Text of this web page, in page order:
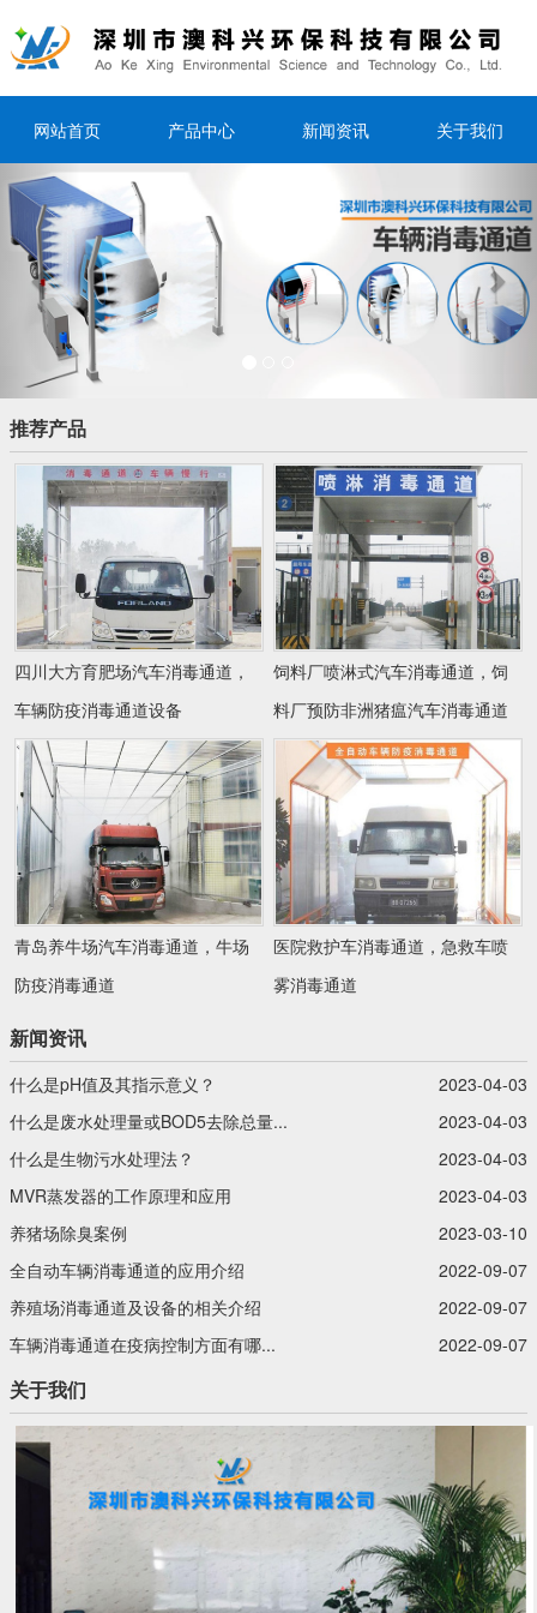
网站首页 产品中心 新闻资讯 关于我们
Previous
推荐产品
四川大方育肥场汽车消毒通道，
车辆防疫消毒通道设备
饲料厂喷淋式汽车消毒通道，饲
料厂预防非洲猪瘟汽车消毒通道
青岛养牛场汽车消毒通道，牛场
防疫消毒通道
医院救护车消毒通道，急救车喷
雾消毒通道
新闻资讯
什么是pH值及其指示意义？‍
2023-04-03
什么是废水处理量或BOD5去除总量...
2023-04-03
什么是生物污水处理法？‍
2023-04-03
MVR蒸发器的工作原理和应用
2023-04-03
养猪场除臭案例
2023-03-10
全自动车辆消毒通道的应用介绍
2022-09-07
养殖场消毒通道及设备的相关介绍
2022-09-07
车辆消毒通道在疫病控制方面有哪...
2022-09-07
关于我们